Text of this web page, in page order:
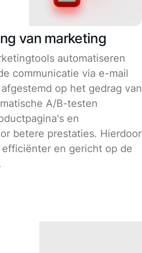
van marketing
automatiseren
communicatie via e-mail
op het gedrag van
A/B-testen
en
betere prestaties. Hierdoor
en gericht op de